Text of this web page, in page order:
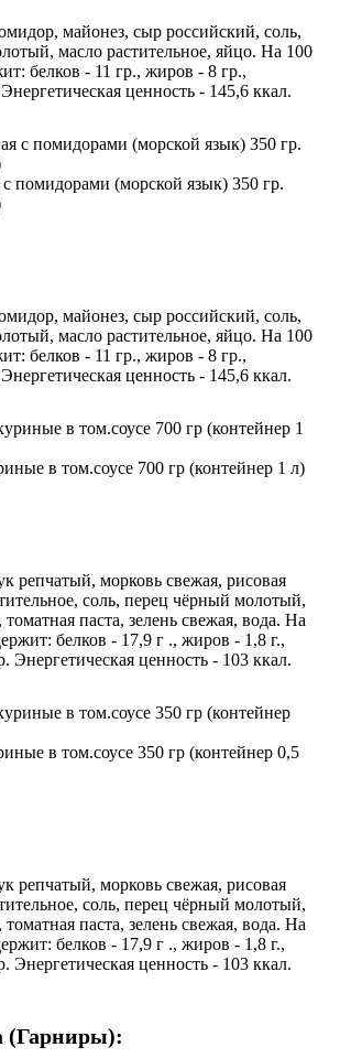
майонез, сыр российский, соль,
масло растительное, яйцо. На 100
белков - 11 гр., жиров - 8 гр.,
ценность - 145,6 ккал.
помидорами (морской язык) 350 гр.
майонез, сыр российский, соль,
масло растительное, яйцо. На 100
белков - 11 гр., жиров - 8 гр.,
ценность - 145,6 ккал.
в том.соусе 700 гр (контейнер 1 л)
репчатый, морковь свежая, рисовая
соль, перец чёрный молотый,
паста, зелень свежая, вода. На
белков - 17,9 г ., жиров - 1,8 г.,
Энергетическая ценность - 103 ккал.
в том.соусе 350 гр (контейнер 0,5
репчатый, морковь свежая, рисовая
соль, перец чёрный молотый,
паста, зелень свежая, вода. На
белков - 17,9 г ., жиров - 1,8 г.,
Энергетическая ценность - 103 ккал.
(Гарниры):